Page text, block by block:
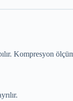
Kompresyon